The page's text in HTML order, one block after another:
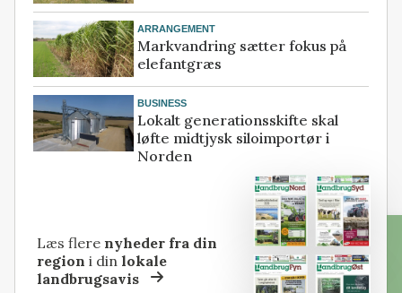
ARRANGEMENT
Markvandring sætter fokus på
elefantgræs
BUSINESS
Lokalt generationsskifte skal
løfte midtjysk siloimportør i
Norden
Læs flere nyheder fra din
region i dinlokale
landbrugsavis